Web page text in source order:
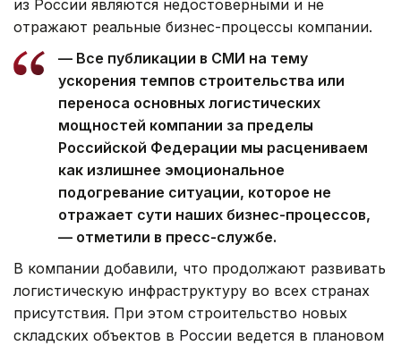
из России являются недостоверными и не
отражают реальные бизнес-процессы компании.
— Все публикации в СМИ на тему
ускорения темпов строительства или
переноса основных логистических
мощностей компании за пределы
Российской Федерации мы расцениваем
как излишнее эмоциональное
подогревание ситуации, которое не
отражает сути наших бизнес-процессов,
— отметили в пресс-службе.
В компании добавили, что продолжают развивать
логистическую инфраструктуру во всех странах
присутствия. При этом строительство новых
складских объектов в России ведется в плановом